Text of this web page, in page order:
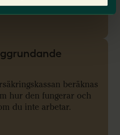
beräknas
hur den fungerar och
du inte arbetar.